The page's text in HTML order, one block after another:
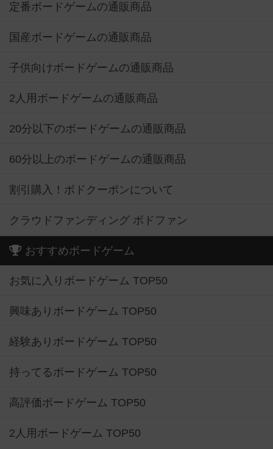
定番ボードゲームの通販商品
国産ボードゲームの通販商品
子供向けボードゲームの通販商品
2人用ボードゲームの通販商品
20分以下のボードゲームの通販商品
60分以上のボードゲームの通販商品
割引購入！ボドクーポンについて
クラウドファンディング ボドファン
おすすめボードゲーム
お気に入りボードゲーム TOP50
興味ありボードゲーム TOP50
経験ありボードゲーム TOP50
持ってるボードゲーム TOP50
高評価ボードゲーム TOP50
2人用ボードゲーム TOP50